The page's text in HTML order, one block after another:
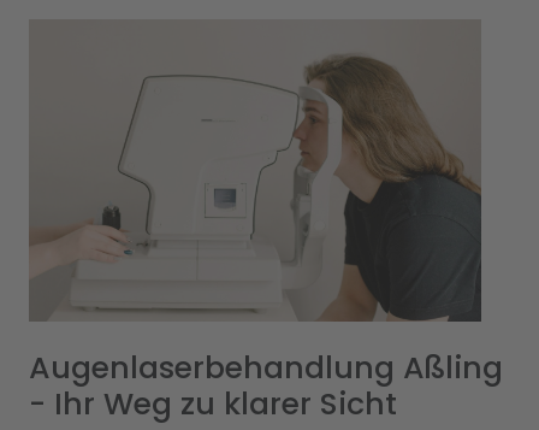
Augenlaserbehandlung Aßling
- Ihr Weg zu klarer Sicht